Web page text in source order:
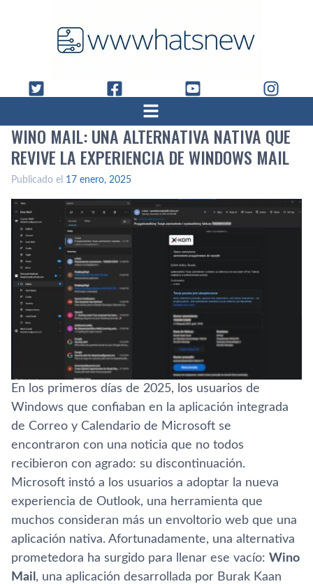
WINO MAIL: UNA ALTERNATIVA NATIVA QUE
REVIVE LA EXPERIENCIA DE WINDOWS MAIL
Publicado el 17 enero, 2025
En los primeros días de 2025, los usuarios de
Windows que confiaban en la aplicación integrada
de Correo y Calendario de Microsoft se
encontraron con una noticia que no todos
recibieron con agrado: su discontinuación.
Microsoft instó a los usuarios a adoptar la nueva
experiencia de Outlook, una herramienta que
muchos consideran más un envoltorio web que una
aplicación nativa. Afortunadamente, una alternativa
prometedora ha surgido para llenar ese vacío: Wino
Mail , una aplicación desarrollada por Burak Kaan